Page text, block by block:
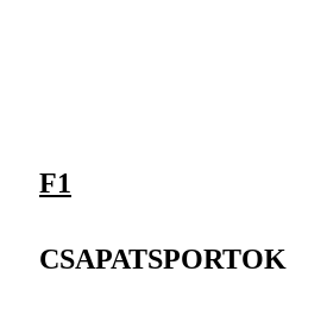
F1
CSAPATSPORTOK